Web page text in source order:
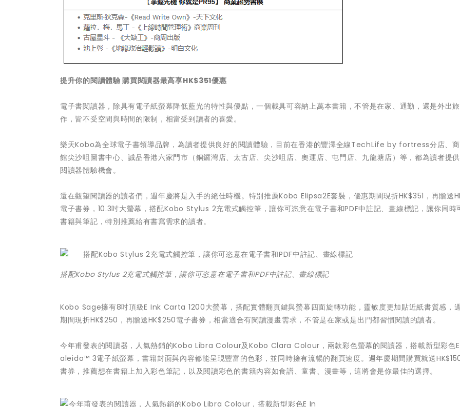
提升你的閱讀體驗 購買閱讀器最高享HK$351優惠
電子書閱讀器，除具有電子紙螢幕降低藍光的特性與優點，一個載具可容納上萬本書籍，不管是在家、通勤，還是外出
作，皆不受空間與時間的限制，相當受到讀者的喜愛。
樂天Kobo為全球電子書領導品牌，為讀者提供良好的閱讀體驗，目前在香港的豐澤全線TechLife by fortress分店、
館尖沙咀圖書中心、誠品香港六家門市（銅鑼灣店、太古店、尖沙咀店、奧運店、屯門店、九龍塘店）等，都為讀者提
閱讀器體驗機會。
還在觀望閱讀器的讀者們，週年慶將是入手的絕佳時機。特別推薦Kobo Elipsa2E套裝，優惠期間現折HK$351，再贈送
電子書券，10.3吋大螢幕，搭配Kobo Stylus 2充電式觸控筆，讓你可恣意在電子書和PDF中註記、畫線標記，讓你同時
書籍與筆記，特別推薦給有書寫需求的讀者。
搭配Kobo Stylus 2充電式觸控筆，讓你可恣意在電子書和PDF中註記、畫線標記
Kobo Sage擁有8吋頂級E Ink Carta 1200大螢幕，搭配實體翻頁鍵與螢幕四面旋轉功能，靈敏度更加貼近紙書質感，
期間現折HK$250，再贈送HK$250電子書券，相當適合有閱讀漫畫需求，不管是在家或是出門都習慣閱讀的讀者。
今年甫發表的閱讀器，人氣熱銷的Kobo Libra Colour及Kobo Clara Colour，兩款彩色螢幕的閱讀器，搭載新型彩色
aleido™ 3電子紙螢幕，書籍封面與內容都能呈現豐富的色彩，並同時擁有流暢的翻頁速度。週年慶期間購買就送
書券，推薦想在書籍上加入彩色筆記，以及閱讀彩色的書籍內容如食譜、童書、漫畫等，這將會是你最佳的選擇。